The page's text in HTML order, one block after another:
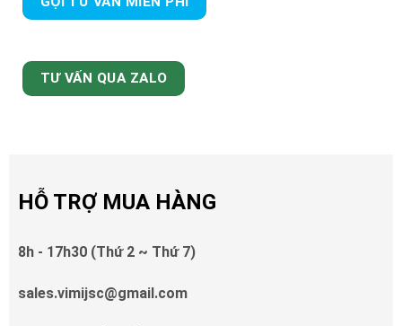
TƯ VẤN QUA ZALO
HỖ TRỢ MUA HÀNG
8h - 17h30 (Thứ 2 ~ Thứ 7)
sales.vimijsc@gmail.com